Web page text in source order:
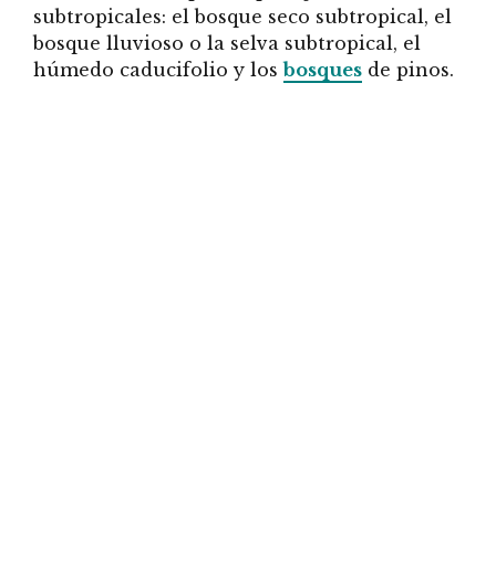
subtropicales: el bosque seco subtropical, el
bosque lluvioso o la selva subtropical, el
húmedo caducifolio y losbosques de pinos.